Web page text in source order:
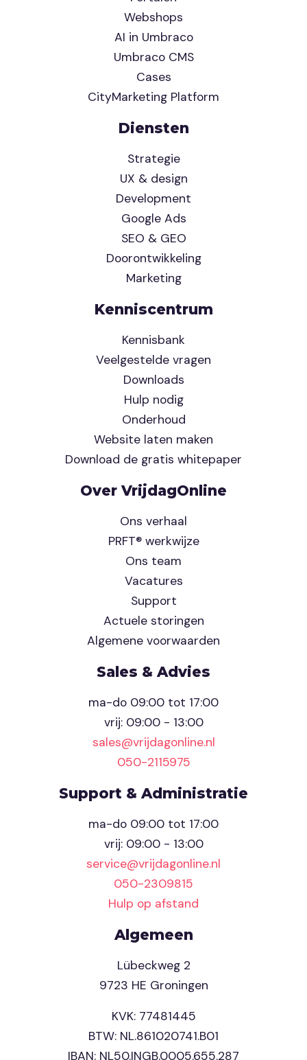
Webshops
AI in Umbraco
Umbraco CMS
Cases
CityMarketing Platform
Diensten
Strategie
UX & design
Development
Google Ads
SEO & GEO
Doorontwikkeling
Marketing
Kenniscentrum
Kennisbank
Veelgestelde vragen
Downloads
Hulp nodig
Onderhoud
Website laten maken
Download de gratis whitepaper
Over VrijdagOnline
Ons verhaal
PRFT® werkwijze
Ons team
Vacatures
Support
Actuele storingen
Algemene voorwaarden
Sales & Advies
ma-do 09:00 tot 17:00
vrij: 09:00 - 13:00
sales@vrijdagonline.nl
050-2115975
Support & Administratie
ma-do 09:00 tot 17:00
vrij: 09:00 - 13:00
service@vrijdagonline.nl
050-2309815
Hulp op afstand
Algemeen
Lübeckweg 2
9723 HE Groningen
KVK: 77481445
BTW: NL.861020741.B01
IBAN: NL50.INGB.0005.655.287